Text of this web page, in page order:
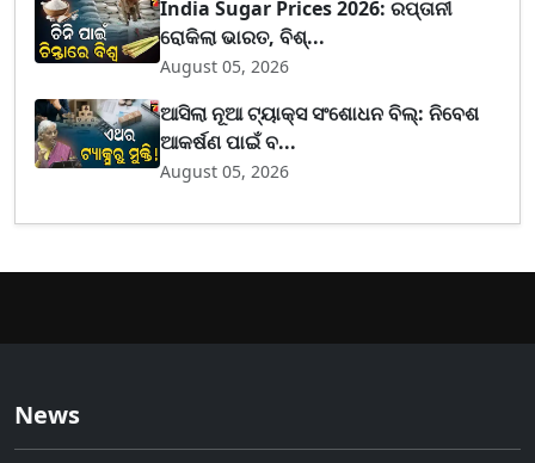
India Sugar Prices 2026: ରପ୍ତାନୀ
ରୋକିଲା ଭାରତ, ବିଶ୍...
August 05, 2026
ଆସିଲା ନୂଆ ଟ୍ୟାକ୍ସ ସଂଶୋଧନ ବିଲ୍: ନିବେଶ
ଆକର୍ଷଣ ପାଇଁ ବ...
August 05, 2026
News